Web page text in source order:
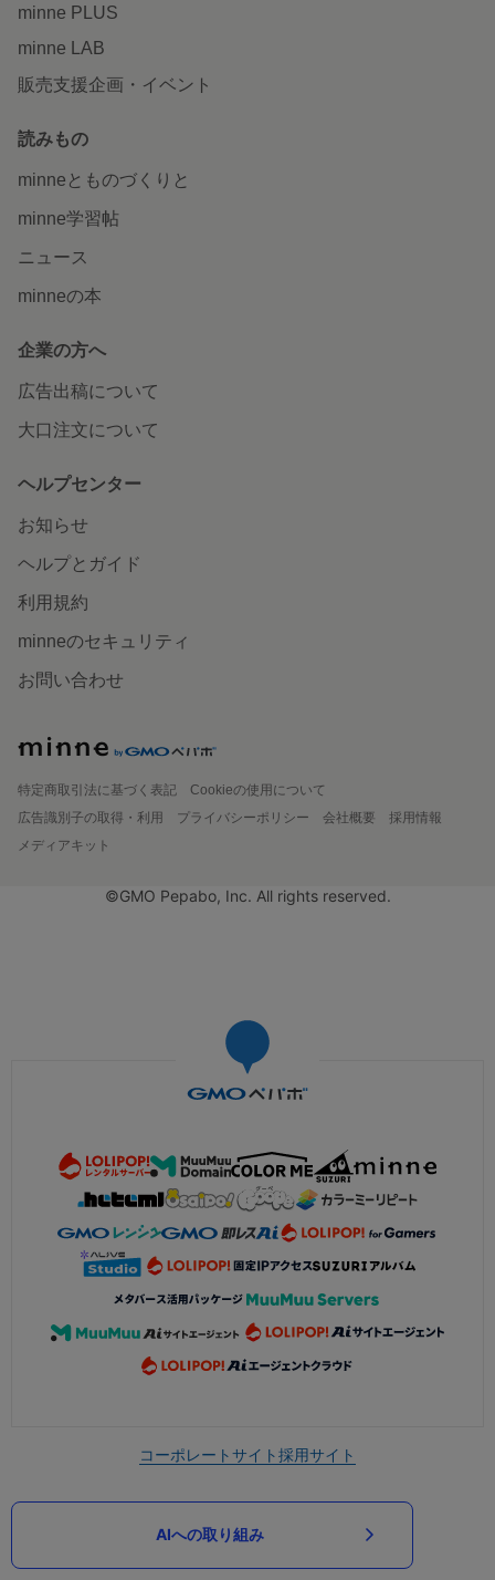
minne PLUS
minne LAB
販売支援企画・イベント
読みもの
minneとものづくりと
minne学習帖
ニュース
minneの本
企業の方へ
広告出稿について
大口注文について
ヘルプセンター
お知らせ
ヘルプとガイド
利用規約
minneのセキュリティ
お問い合わせ
特定商取引法に基づく表記
Cookieの使用について
広告識別子の取得・利用
プライバシーポリシー 会社概要
採用情報
メディアキット
©GMO Pepabo, Inc. All rights reserved.
コーポレートサイト採用サイト
AIへの取り組み